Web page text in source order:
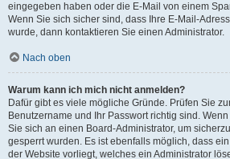
eingegeben haben oder die E-Mail von einem
Wenn Sie sich sicher sind, dass Ihre E-Mail-
wurde, dann kontaktieren Sie einen Administrator.
Nach oben
Warum kann ich mich nicht anmelden?
Dafür gibt es viele mögliche Gründe. Prüfen Sie
Benutzername und Ihr Passwort richtig sind.
Sie sich an einen Board-Administrator, um
gesperrt wurden. Es ist ebenfalls möglich, dass
der Website vorliegt, welches ein Administrator